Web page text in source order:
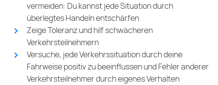
vermeiden: Du kannst jede Situation durch
überlegtes Handeln entschärfen
Zeige Toleranz und hilf schwächeren
Verkehrsteilnehmern
Versuche, jede Verkehrssituation durch deine
Fahrweise positiv zu beeinflussen und Fehler anderer
Verkehrsteilnehmer durch eigenes Verhalten